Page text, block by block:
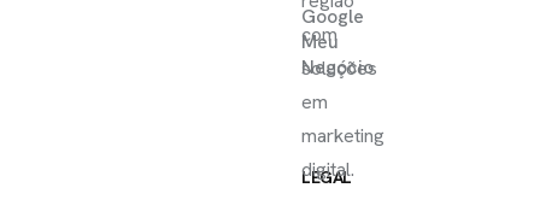
Google
Meu
Negócio
LEGAL
com
soluções
em
marketing
digital.